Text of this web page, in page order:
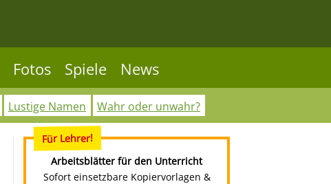
Fotos Spiele News
Lustige Namen Wahr oder unwahr?
Für Lehrer!
Arbeitsblätter für den Unterricht
Sofort einsetzbare Kopiervorlagen &